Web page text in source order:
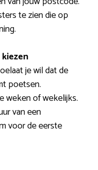
te zien die op
je wil dat de
poetsen.
weken of wekelijks.
van een
voor de eerste